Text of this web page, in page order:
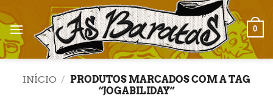
to
content
0
INÍCIO / PRODUTOS MARCADOS COM A TAG
“JOGABILIDAY”